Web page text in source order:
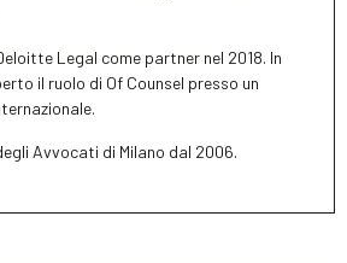
Legal come partner nel 2018. In
il ruolo di Of Counsel presso un
Avvocati di Milano dal 2006.